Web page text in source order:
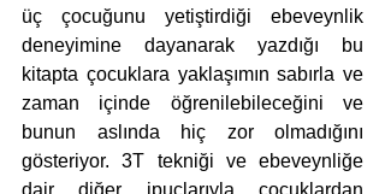
üç çocuğunu yetiştirdiği ebeveynlik
deneyimine dayanarak yazdığı bu
kitapta çocuklara yaklaşımın sabırla ve
zaman içinde öğrenilebileceğini ve
bunun aslında hiç zor olmadığını
gösteriyor. 3T tekniği ve ebeveynliğe